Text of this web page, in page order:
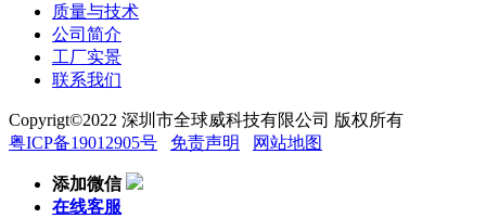
质量与技术
公司简介
工厂实景
联系我们
Copyrigt©2022 深圳市全球威科技有限公司 版权所有
粤ICP备19012905号
免责声明 网站地图
添加微信
在线客服